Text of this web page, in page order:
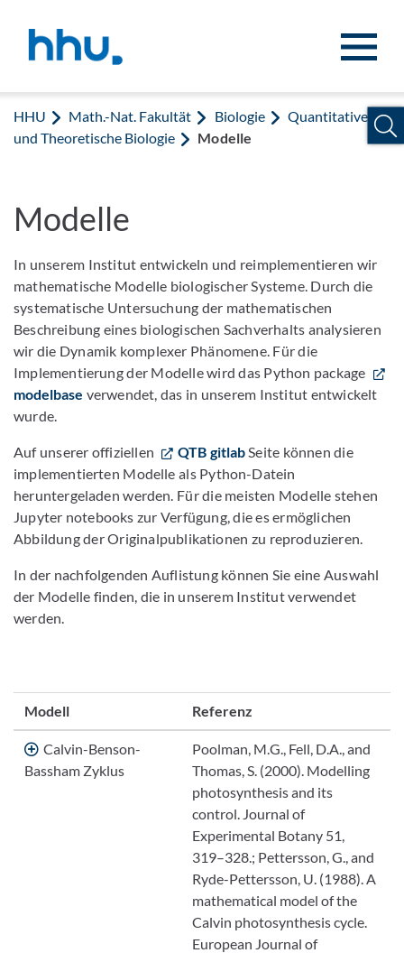
HHU Math.-Nat. Fakultät Biologie
Quantitative
und Theoretische Biologie
Modelle
Modelle
In unserem Institut entwickeln und reimplementieren wir
mathematische Modelle biologischer Systeme. Durch die
systematische Untersuchung der mathematischen
Beschreibung eines biologischen Sachverhalts analysieren
wir die Dynamik komplexer Phänomene. Für die
Implementierung der Modelle wird das Python package
modelbase verwendet, das in unserem Institut entwickelt
wurde.
Auf unserer offiziellen QTB gitlabSeite können die
implementierten Modelle als Python-Datein
heruntergeladen werden. Für die meisten Modelle stehen
Jupyter notebooks zur Verfügung, die es ermöglichen
Abbildung der Originalpublikationen zu reproduzieren.
In der nachfolgenden Auflistung können Sie eine Auswahl
der Modelle finden, die in unserem Institut verwendet
werden.
Modell Referenz
Calvin-Benson-
Bassham Zyklus
Poolman, M.G., Fell, D.A., and
Thomas, S. (2000). Modelling
photosynthesis and its
control. Journal of
Experimental Botany 51,
319–328.; Pettersson, G., and
Ryde-Pettersson, U. (1988). A
mathematical model of the
Calvin photosynthesis cycle.
European Journal of